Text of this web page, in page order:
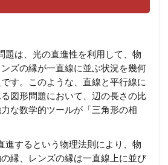
題は、光の直進性を利用して、物
ズの縁が一直線に並ぶ状況を幾何
す。このような、直線と平行線に
図形問題において、辺の長さの比
な数学的ツールが「三角形の相
進するという物理法則により、物
縁、レンズの縁は一直線上に並び